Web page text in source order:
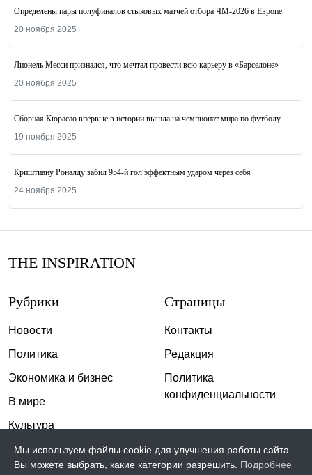
Определены пары полуфиналов стыковых матчей отбора ЧМ-2026 в Европе
20 ноября 2025
Лионель Месси признался, что мечтал провести всю карьеру в «Барселоне»
20 ноября 2025
Сборная Кюрасао впервые в истории вышла на чемпионат мира по футболу
19 ноября 2025
Криштиану Роналду забил 954-й гол эффектным ударом через себя
24 ноября 2025
THE INSPIRATION
Рубрики
Новости
Политика
Экономика и бизнес
В мире
Культура
Спорт
Страницы
Контакты
Редакция
Политика
конфиденциальности
Мы используем файлы cookie для улучшения работы сайта.
Вы можете выбрать, какие категории разрешить. Подробнее